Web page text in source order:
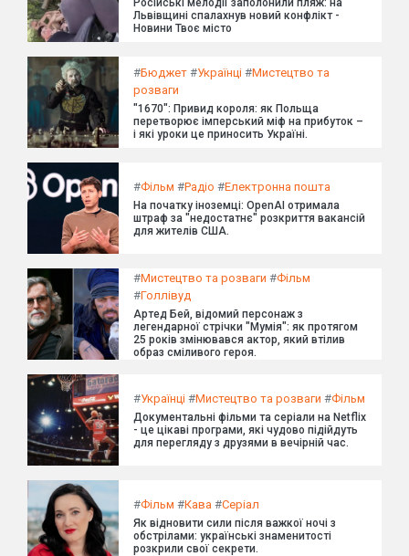
Львівщині спалахнув новий конфлікт -
Новини Твоє місто
#Бюджет #Українці #Мистецтво та
розваги
"1670": Привид короля: як Польща
перетворює імперський міф на прибуток –
і які уроки це приносить Україні.
#Фільм #Радіо #Електронна пошта
На початку іноземці: OpenAI отримала
штраф за "недостатнє" розкриття вакансій
для жителів США.
#Мистецтво та розваги #Фільм
#Голлівуд
Артед Бей, відомий персонаж з
легендарної стрічки "Мумія": як протягом
25 років змінювався актор, який втілив
образ сміливого героя.
#Українці #Мистецтво та розваги #Фільм
Документальні фільми та серіали на Netflix
- це цікаві програми, які чудово підійдуть
для перегляду з друзями в вечірній час.
#Фільм #Кава #Серіал
Як відновити сили після важкої ночі з
обстрілами: українські знаменитості
розкрили свої секрети.